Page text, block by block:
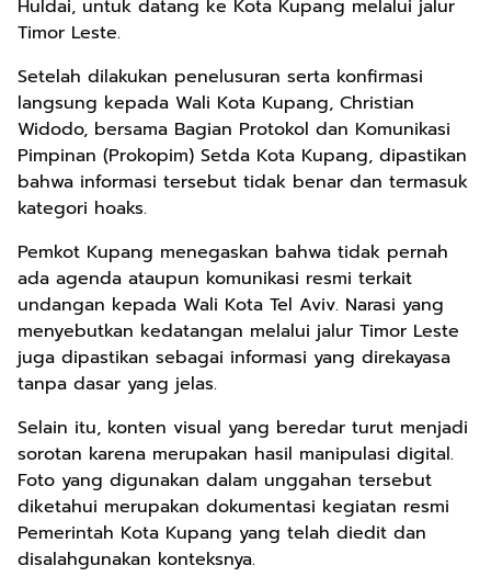
Huldai, untuk datang ke Kota Kupang melalui jalur
Timor Leste.
Setelah dilakukan penelusuran serta konfirmasi
langsung kepada Wali Kota Kupang, Christian
Widodo, bersama Bagian Protokol dan Komunikasi
Pimpinan (Prokopim) Setda Kota Kupang, dipastikan
bahwa informasi tersebut tidak benar dan termasuk
kategori hoaks.
Pemkot Kupang menegaskan bahwa tidak pernah
ada agenda ataupun komunikasi resmi terkait
undangan kepada Wali Kota Tel Aviv. Narasi yang
menyebutkan kedatangan melalui jalur Timor Leste
juga dipastikan sebagai informasi yang direkayasa
tanpa dasar yang jelas.
Selain itu, konten visual yang beredar turut menjadi
sorotan karena merupakan hasil manipulasi digital.
Foto yang digunakan dalam unggahan tersebut
diketahui merupakan dokumentasi kegiatan resmi
Pemerintah Kota Kupang yang telah diedit dan
disalahgunakan konteksnya.